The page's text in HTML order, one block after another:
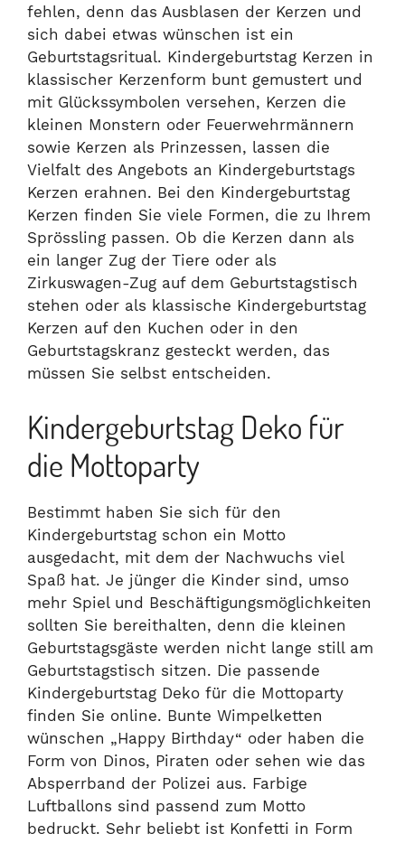
fehlen, denn das Ausblasen der Kerzen und
sich dabei etwas wünschen ist ein
Geburtstagsritual. Kindergeburtstag Kerzen in
klassischer Kerzenform bunt gemustert und
mit Glückssymbolen versehen, Kerzen die
kleinen Monstern oder Feuerwehrmännern
sowie Kerzen als Prinzessen, lassen die
Vielfalt des Angebots an Kindergeburtstags
Kerzen erahnen. Bei den Kindergeburtstag
Kerzen finden Sie viele Formen, die zu Ihrem
Sprössling passen. Ob die Kerzen dann als
ein langer Zug der Tiere oder als
Zirkuswagen-Zug auf dem Geburtstagstisch
stehen oder als klassische Kindergeburtstag
Kerzen auf den Kuchen oder in den
Geburtstagskranz gesteckt werden, das
müssen Sie selbst entscheiden.
Kindergeburtstag Deko für
die Mottoparty
Bestimmt haben Sie sich für den
Kindergeburtstag schon ein Motto
ausgedacht, mit dem der Nachwuchs viel
Spaß hat. Je jünger die Kinder sind, umso
mehr Spiel und Beschäftigungsmöglichkeiten
sollten Sie bereithalten, denn die kleinen
Geburtstagsgäste werden nicht lange still am
Geburtstagstisch sitzen. Die passende
Kindergeburtstag Deko für die Mottoparty
finden Sie online. Bunte Wimpelketten
wünschen „Happy Birthday“ oder haben die
Form von Dinos, Piraten oder sehen wie das
Absperrband der Polizei aus. Farbige
Luftballons sind passend zum Motto
bedruckt. Sehr beliebt ist Konfetti in Form